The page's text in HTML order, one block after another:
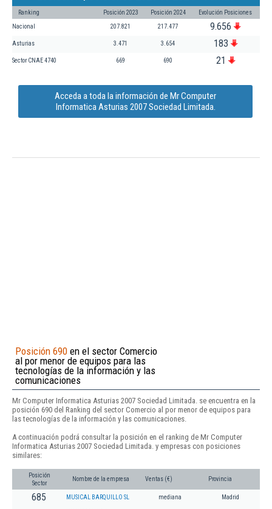
Ranking Posición 2023 Posición 2024 Evolución Posiciones
Nacional 207.821 217.477 9.656
Asturias 3.471 3.654 183
Sector CNAE 4740 669 690 21
Acceda a toda la información de Mr Computer
Informatica Asturias 2007 Sociedad Limitada.
Posición 690 en el sector Comercio
al por menor de equipos para las
tecnologías de la información y las
comunicaciones
Mr Computer Informatica Asturias 2007 Sociedad Limitada. se encuentra en la
posición 690 del Ranking del sector Comercio al por menor de equipos para
las tecnologías de la información y las comunicaciones.
A continuación podrá consultar la posición en el ranking de Mr Computer
Informatica Asturias 2007 Sociedad Limitada. y empresas con posiciones
similares:
Posición
Sector
Nombre de la empresa Ventas (€) Provincia
685 MUSICAL BARQUILLO SL mediana Madrid